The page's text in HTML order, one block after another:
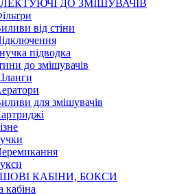
ДО ЗМІШУВАЧІВ
від стіни
підводка
до змішувачів
для змішувачів
КАБІНИ, БОКСИ